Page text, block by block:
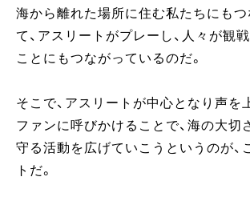
海から離れた場所に住む私たちにもつ
て、アスリートがプレーし、人々が観
ことにもつながっているのだ。
そこで、アスリートが中心となり声を
ファンに呼びかけることで、海の大切
守る活動を広げていこうというのが、
トだ。